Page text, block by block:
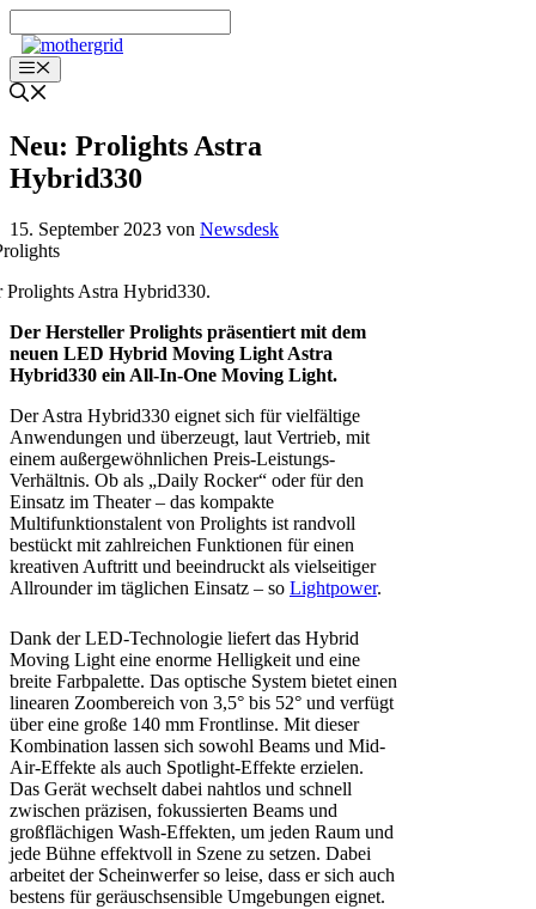
Inhalt
springenMenü
Neu: Prolights Astra
Hybrid330
15. September 2023 von Newsdesk
Prolights Astra Hybrid330.
Der Hersteller Prolights präsentiert mit dem
neuen LED Hybrid Moving Light Astra
Hybrid330 ein All-In-One Moving Light.
Der Astra Hybrid330 eignet sich für vielfältige
Anwendungen und überzeugt, laut Vertrieb, mit
einem außergewöhnlichen Preis-Leistungs-
Verhältnis. Ob als „Daily Rocker“ oder für den
Einsatz im Theater – das kompakte
Multifunktionstalent von Prolights ist randvoll
bestückt mit zahlreichen Funktionen für einen
kreativen Auftritt und beeindruckt als vielseitiger
Allrounder im täglichen Einsatz – so Lightpower.
Dank der LED-Technologie liefert das Hybrid
Moving Light eine enorme Helligkeit und eine
breite Farbpalette. Das optische System bietet einen
linearen Zoombereich von 3,5° bis 52° und verfügt
über eine große 140 mm Frontlinse. Mit dieser
Kombination lassen sich sowohl Beams und Mid-
Air-Effekte als auch Spotlight-Effekte erzielen.
Das Gerät wechselt dabei nahtlos und schnell
zwischen präzisen, fokussierten Beams und
großflächigen Wash-Effekten, um jeden Raum und
jede Bühne effektvoll in Szene zu setzen. Dabei
arbeitet der Scheinwerfer so leise, dass er sich auch
bestens für geräuschsensible Umgebungen eignet.